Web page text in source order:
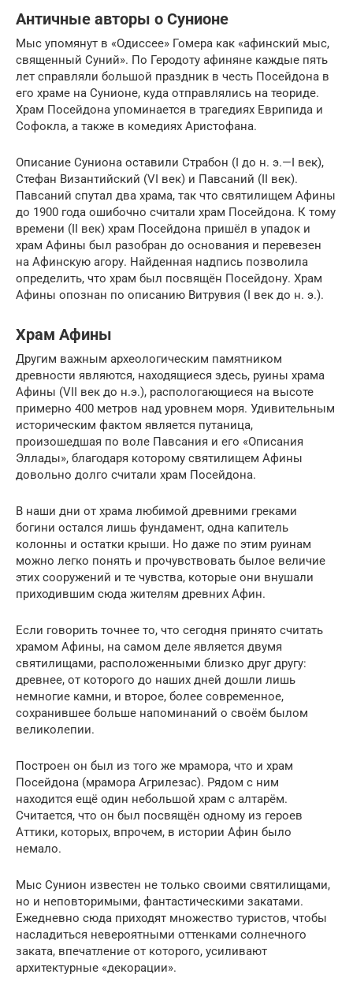
Античные авторы о Сунионе
Мыс упомянут в «Одиссее» Гомера как «афинский мыс,
священный Суний». По Геродоту афиняне каждые пять
лет справляли большой праздник в честь Посейдона в
его храме на Сунионе, куда отправлялись на теориде.
Храм Посейдона упоминается в трагедиях Еврипида и
Софокла, а также в комедиях Аристофана.
Описание Суниона оставили Страбон (I до н. э.—I век),
Стефан Византийский (VI век) и Павсаний (II век).
Павсаний спутал два храма, так что святилищем Афины
до 1900 года ошибочно считали храм Посейдона. К тому
времени (II век) храм Посейдона пришёл в упадок и
храм Афины был разобран до основания и перевезен
на Афинскую агору. Найденная надпись позволила
определить, что храм был посвящён Посейдону. Храм
Афины опознан по описанию Витрувия (I век до н. э.).
Храм Афины
Другим важным археологическим памятником
древности являются, находящиеся здесь, руины храма
Афины (VII век до н.э.), распологающиеся на высоте
примерно 400 метров над уровнем моря. Удивительным
историческим фактом является путаница,
произошедшая по воле Павсания и его «Описания
Эллады», благодаря которому святилищем Афины
довольно долго считали храм Посейдона.
В наши дни от храма любимой древними греками
богини остался лишь фундамент, одна капитель
колонны и остатки крыши. Но даже по этим руинам
можно легко понять и прочувствовать былое величие
этих сооружений и те чувства, которые они внушали
приходившим сюда жителям древних Афин.
Если говорить точнее то, что сегодня принято считать
храмом Афины, на самом деле является двумя
святилищами, расположенными близко друг другу:
древнее, от которого до наших дней дошли лишь
немногие камни, и второе, более современное,
сохранившее больше напоминаний о своём былом
великолепии.
Построен он был из того же мрамора, что и храм
Посейдона (мрамора Агрилезас). Рядом с ним
находится ещё один небольшой храм с алтарём.
Считается, что он был посвящён одному из героев
Аттики, которых, впрочем, в истории Афин было
немало.
Мыс Сунион известен не только своими святилищами,
но и неповторимыми, фантастическими закатами.
Ежедневно сюда приходят множество туристов, чтобы
насладиться невероятными оттенками солнечного
заката, впечатление от которого, усиливают
архитектурные «декорации».